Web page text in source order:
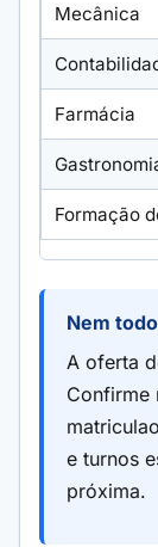
Mecânica
Farmácia
Formação
Nem
A oferta
Confirme
e turnos
próxima.